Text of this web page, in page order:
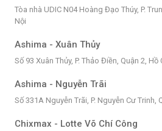
Tòa nhà UDIC N04 Hoàng Đạo Thúy, P.
Nội
Ashima - Xuân Thủy
Số 93 Xuân Thủy, P. Thảo Điền, Quận 2, Hồ
Ashima - Nguyễn Trãi
Số 331A Nguyễn Trãi, P. Nguyễn Cư Trinh,
Chixmax - Lotte Võ Chí Công